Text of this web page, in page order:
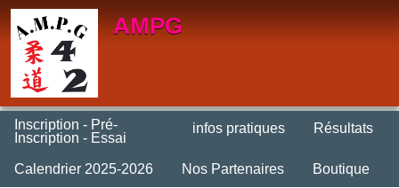
AMPG
Inscription - Pré-
Inscription - Essai
infos pratiques Résultats
Calendrier 2025-2026 Nos Partenaires Boutique
Panneau de gestion des cookies